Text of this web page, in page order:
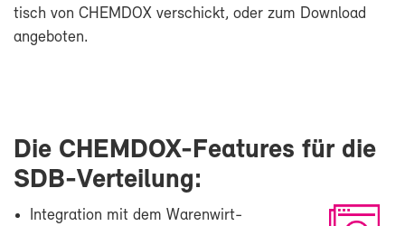
tisch von CHEM­DOX ver­schickt, oder zum Down­load
an­ge­bo­ten.
Die CHEMDOX-​Features für die
SDB-​Verteilung:
In­te­gra­ti­on mit dem Wa­ren­wirt­